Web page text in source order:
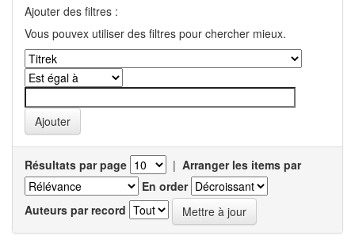
Ajouter des filtres :
Vous pouvex utiliser des filtres pour chercher mieux.
Résultats par page | Arranger les items par
En order
Auteurs par record